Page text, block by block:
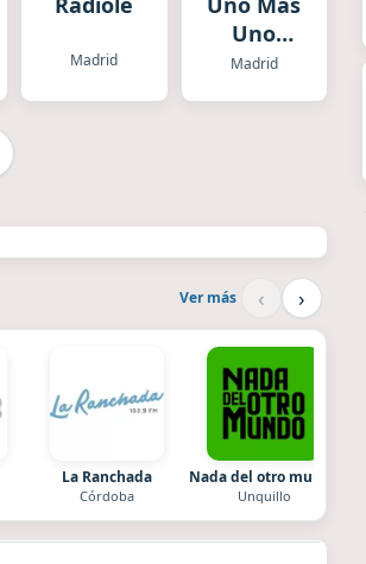
Madrid
Uno
Radio
Madrid
Ver más ‹ ›
La Ranchada
Córdoba
Nada del otro mundo
Unquillo